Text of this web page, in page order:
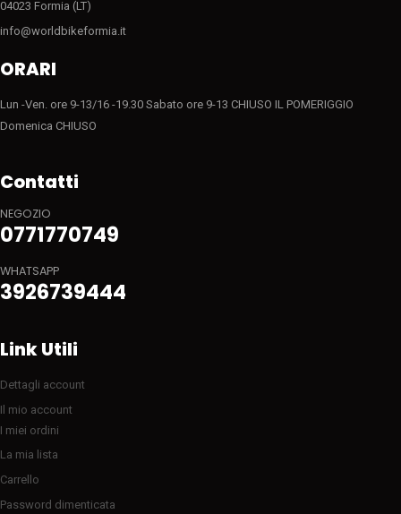
04023 Formia (LT)
info@worldbikeformia.it
ORARI
Lun -Ven. ore 9-13/16 -19.30 Sabato ore 9-13 CHIUSO IL POMERIGGIO
Domenica CHIUSO
Contatti
NEGOZIO
0771770749
WHATSAPP
3926739444
Link Utili
Dettagli account
Il mio account
I miei ordini
La mia lista
Carrello
Password dimenticata